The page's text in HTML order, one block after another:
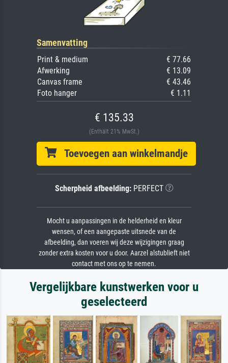
Samenvatting
Print & medium
€ 77.66
Afwerking
€ 13.09
Canvas frame
€ 43.46
Foto hanger
€ 1.11
€ 135.33
(Enthält 21% MwSt.)
Toevoegen aan winkelmandje
Scherpheid afbeelding:PERFECT
Mocht u aanpassingen in de helderheid en kleur
wensen, of een aangepaste uitsnede van de
afbeelding, dan voeren wij deze wijzigingen graag
zonder extra kosten voor u door. Aarzel alstublieft niet
contact met ons op te nemen.
Vergelijkbare kunstwerken voor u
geselecteerd